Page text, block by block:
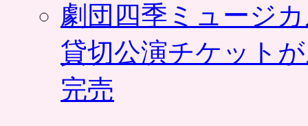
劇団四季ミュージ
貸切公演チケット
完売